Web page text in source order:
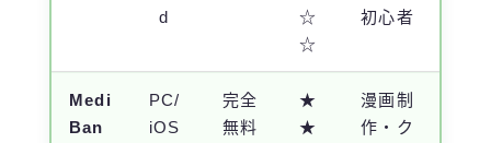
d
☆
☆
初心者
Medi
Ban
PC/
iOS
完全
無料
★
★
漫画制
作・ク